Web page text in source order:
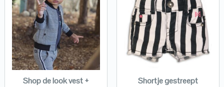
Shop de look vest +
Shortje gestreept